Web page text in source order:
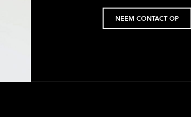
NEEM CONTACT OP